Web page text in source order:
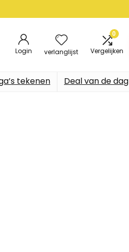
Login verlanglijst
0
Vergelijken
tekenen Deal van de dag